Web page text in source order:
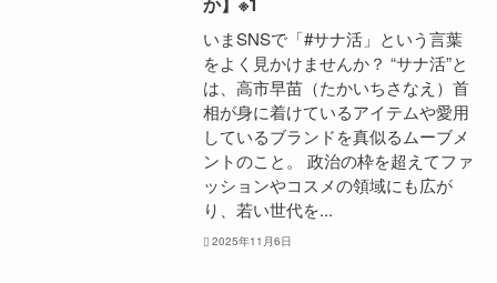
いまSNSで「#サナ活」という言葉
をよく見かけませんか？ “サナ活”と
は、高市早苗（たかいちさなえ）首
相が身に着けているアイテムや愛用
しているブランドを真似るムーブメ
ントのこと。 政治の枠を超えてファ
ッションやコスメの領域にも広が
り、若い世代を...
2025年11月6日